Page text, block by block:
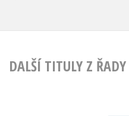
DALŠÍ TITULY Z